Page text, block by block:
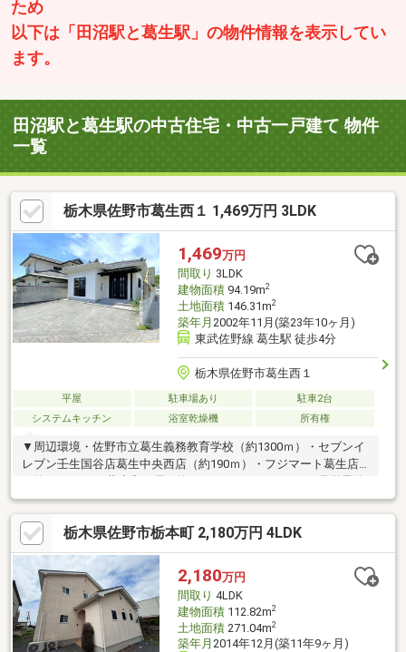
ため
以下は「田沼駅と葛生駅」の物件情報を表示してい
ます。
田沼駅と葛生駅の中古住宅・中古一戸建て 物件
一覧
栃木県佐野市葛生西１ 1,469万円 3LDK
1,469万円
間取り 3LDK
建物面積94.19m2
土地面積146.31m2
築年月 2002年11月(築23年10ヶ月)
東武佐野線 葛生駅 徒歩4分
栃木県佐野市葛生西１
平屋 駐車場あり
駐車2台
システムキッチン
浴室乾燥機 所有権
▼周辺環境・佐野市立葛生義務教育学校（約1300ｍ）・セブンイ
レブン壬生国谷店葛生中央西店（約190ｍ）・フジマート葛生店
（約1500ｍ）・葛生郵便局（約70m）ーーーーーーー☆見学予約
受付中☆「今から見学したい」大歓迎です♪住宅ローンのご相談
もお任せください！ーーーーーーーおうち探しは『ケイアイエポ
ックメイキング 小山店』へ♪■気軽に相談ができる■お家探しを
始め、住宅ローンや今後のライフプランなど一緒に考えていきま
しょう♪■多数の金融機関と提携■お客様に最適な住宅ローンの提
案が可能です♪他で断られた方も承認になる場合が御座います！ま
ずはご相談ください♪
栃木県佐野市栃本町 2,180万円 4LDK
2,180万円
間取り 4LDK
建物面積112.82m2
土地面積271.04m2
築年月 2014年12月(築11年9ヶ月)